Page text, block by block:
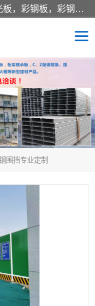
郑州鑫纵建材有限公司供应阳光板，彩钢板，彩钢钢构工程是一家集生产销售租赁安装于一体的企业，主要生产PC采光板，耐力板，仿古琉璃采光板，岩棉板、彩钢压型板、镀锌压型板、桁架楼承板，C、Z型钢檩条、围挡板、轻钢结构，阳光温室大棚等新型建材产品。公司旗下有多台移动式高空压瓦机租赁，承接全国各地业务，专业对外租赁各种型号压瓦机。
围挡专业定制
合成树脂仿古瓦
采光板
耐力板
层板
型彩钢板
结构配件
钢板